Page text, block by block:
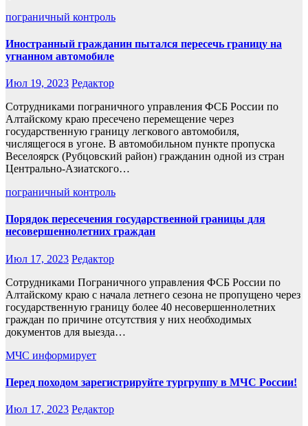
пограничный контроль
Иностранный гражданин пытался пересечь границу на
угнанном автомобиле
Июл 19, 2023 Редактор
Сотрудниками пограничного управления ФСБ России по
Алтайскому краю пресечено перемещение через
государственную границу легкового автомобиля,
числящегося в угоне. В автомобильном пункте пропуска
Веселоярск (Рубцовский район) гражданин одной из стран
Центрально-Азиатского…
пограничный контроль
Порядок пересечения государственной границы для
несовершеннолетних граждан
Июл 17, 2023 Редактор
Сотрудниками Пограничного управления ФСБ России по
Алтайскому краю с начала летнего сезона не пропущено через
государственную границу более 40 несовершеннолетних
граждан по причине отсутствия у них необходимых
документов для выезда…
МЧС информирует
Перед походом зарегистрируйте тургруппу в МЧС России!
Июл 17, 2023 Редактор